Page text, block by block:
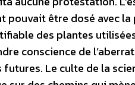
pouvait être dosé avec
des plantes
conscience de
Le culte de la